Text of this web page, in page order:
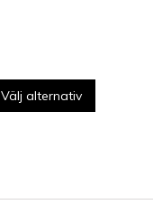
Välj alternativ